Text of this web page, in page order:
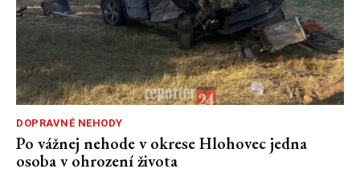
DOPRAVNÉ NEHODY
Po vážnej nehode v okrese Hlohovec jedna
osoba v ohrození života